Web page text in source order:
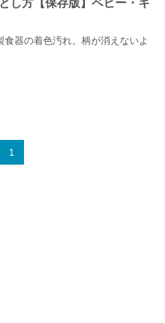
し方【保存版】ベビー・キ
器の着色汚れ。柄が消えないよ
1